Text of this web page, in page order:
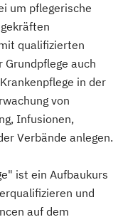
um pflegerische
qualifizierten
auch
in der
von
Infusionen,
Verbände anlegen.
ist ein Aufbaukurs
und
auf dem